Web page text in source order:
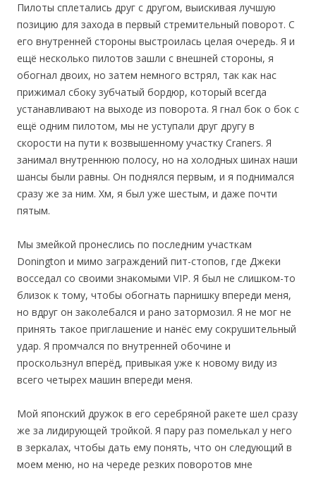
Пилоты сплетались друг с другом, выискивая лучшую
позицию для захода в первый стремительный поворот. С
его внутренней стороны выстроилась целая очередь. Я и
ещё несколько пилотов зашли с внешней стороны, я
обогнал двоих, но затем немного встрял, так как нас
прижимал сбоку зубчатый бордюр, который всегда
устанавливают на выходе из поворота. Я гнал бок о бок с
ещё одним пилотом, мы не уступали друг другу в
скорости на пути к возвышенному участку Craners. Я
занимал внутреннюю полосу, но на холодных шинах наши
шансы были равны. Он поднялся первым, и я поднимался
сразу же за ним. Хм, я был уже шестым, и даже почти
пятым.
Мы змейкой пронеслись по последним участкам
Donington и мимо заграждений пит-стопов, где Джеки
восседал со своими знакомыми VIP. Я был не слишком-то
близок к тому, чтобы обогнать парнишку впереди меня,
но вдруг он заколебался и рано затормозил. Я не мог не
принять такое приглашение и нанёс ему сокрушительный
удар. Я промчался по внутренней обочине и
проскользнул вперёд, привыкая уже к новому виду из
всего четырех машин впереди меня.
Мой японский дружок в его серебряной ракете шел сразу
же за лидирующей тройкой. Я пару раз помелькал у него
в зеркалах, чтобы дать ему понять, что он следующий в
моем меню, но на череде резких поворотов мне